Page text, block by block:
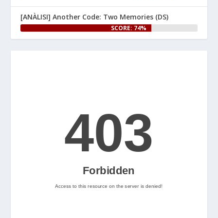
👉
www.nintenhype.cat/2026/06/25/
e...
2
Nintenhype.Cat @nintenhype.cat
📅 Ja tenim aquí els
[ANÀLISI] Another Code: Two Memories (DS)
SCORE: 74%